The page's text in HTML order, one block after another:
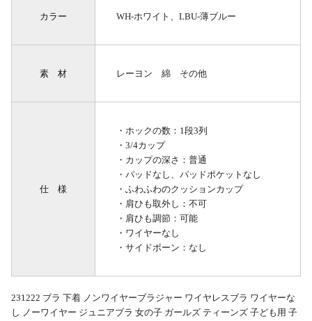
カラー WH-ホワイト、LBU-薄ブルー
素 材 レーヨン 綿 その他
仕 様
・ホックの数：1段3列
・3/4カップ
・カップの深さ：普通
・パッドなし、パッドポケットなし
・ふわふわのクッションカップ
・肩ひも取外し：不可
・肩ひも調節：可能
・ワイヤーなし
・サイドボーン：なし
231222 ブラ 下着 ノンワイヤーブラジャー ワイヤレスブラ ワイヤーな
し ノーワイヤー ジュニアブラ 女の子 ガールズ ティーンズ 子ども用 子